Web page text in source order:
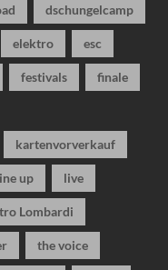
dschungelcamp
elektro esc
festivals finale
kartenvorverkauf
up live
Lombardi
the voice